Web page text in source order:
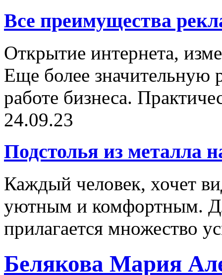
Все преимущества
Открытие интернета,
Еще более значительную
работе бизнеса.
24.09.23
Подстолья из металла
Каждый человек, хочет
уютным и комфортным.
прилагается множество
Белякова Мария